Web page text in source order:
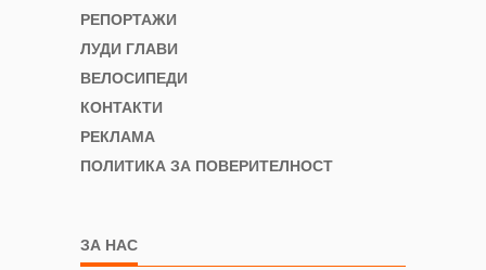
РЕПОРТАЖИ
ЛУДИ ГЛАВИ
ВЕЛОСИПЕДИ
КОНТАКТИ
РЕКЛАМА
ПОЛИТИКА ЗА ПОВЕРИТЕЛНОСТ
ЗА НАС